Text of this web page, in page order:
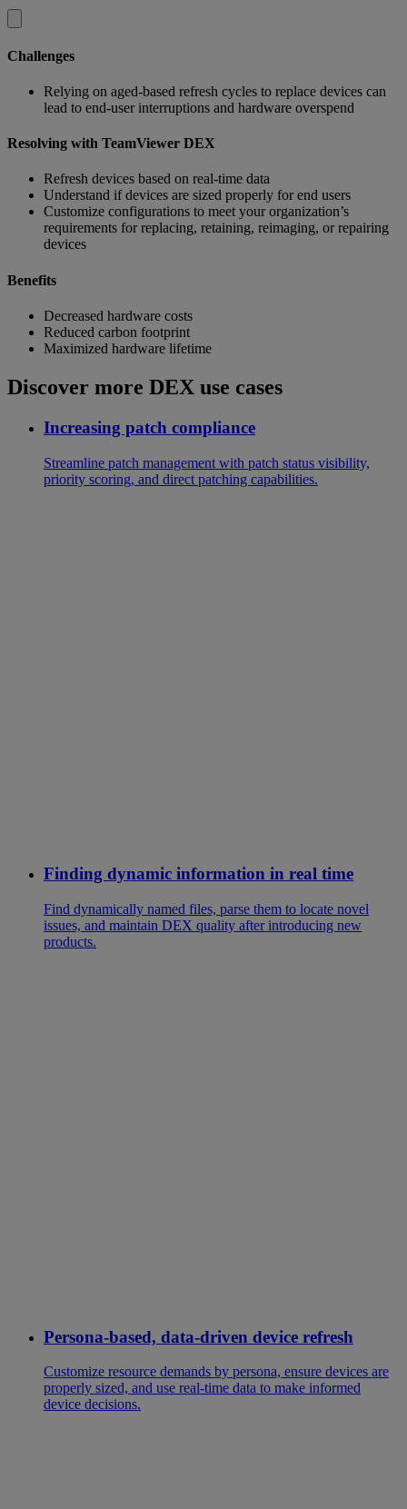
Challenges
Relying on aged-based refresh cycles to replace devices can
lead to end-user interruptions and hardware overspend
Resolving with TeamViewer DEX
Refresh devices based on real-time data
Understand if devices are sized properly for end users
Customize configurations to meet your organization’s
requirements for replacing, retaining, reimaging, or repairing
devices
Benefits
Decreased hardware costs
Reduced carbon footprint
Maximized hardware lifetime
Discover more DEX use cases
Increasing patch compliance
Streamline patch management with patch status visibility,
priority scoring, and direct patching capabilities.
Finding dynamic information in real time
Find dynamically named files, parse them to locate novel
issues, and maintain DEX quality after introducing new
products.
Persona-based, data-driven device refresh
Customize resource demands by persona, ensure devices are
properly sized, and use real-time data to make informed
device decisions.